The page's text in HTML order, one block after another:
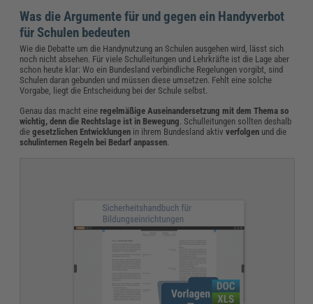
Was die Argumente für und gegen ein Handyverbot
für Schulen bedeuten
Wie die Debatte um die Handynutzung an Schulen ausgehen wird, lässt sich
noch nicht absehen. Für viele Schulleitungen und Lehrkräfte ist die Lage aber
schon heute klar: Wo ein Bundesland verbindliche Regelungen vorgibt, sind
Schulen daran gebunden und müssen diese umsetzen. Fehlt eine solche
Vorgabe, liegt die Entscheidung bei der Schule selbst.
Genau das macht eineregelmäßige Auseinandersetzung mit dem Thema so
wichtig, denn die Rechtslage ist in Bewegung . Schulleitungen sollten deshalb
diegesetzlichen Entwicklungen in ihrem Bundesland aktivverfolgen und die
schulinternen Regeln bei Bedarf anpassen